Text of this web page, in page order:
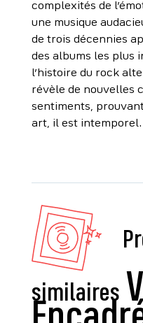
complexités de
une musique
de trois décennies
des albums les plus
l’histoire du rock
révèle de nouvelles
sentiments,
art, il est intemporel.
similaires